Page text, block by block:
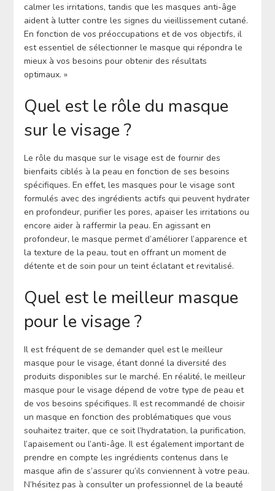
calmer les irritations, tandis que les masques anti-âge
aident à lutter contre les signes du vieillissement cutané.
En fonction de vos préoccupations et de vos objectifs, il
est essentiel de sélectionner le masque qui répondra le
mieux à vos besoins pour obtenir des résultats
optimaux. »
Quel est le rôle du masque
sur le visage ?
Le rôle du masque sur le visage est de fournir des
bienfaits ciblés à la peau en fonction de ses besoins
spécifiques. En effet, les masques pour le visage sont
formulés avec des ingrédients actifs qui peuvent hydrater
en profondeur, purifier les pores, apaiser les irritations ou
encore aider à raffermir la peau. En agissant en
profondeur, le masque permet d’améliorer l’apparence et
la texture de la peau, tout en offrant un moment de
détente et de soin pour un teint éclatant et revitalisé.
Quel est le meilleur masque
pour le visage ?
Il est fréquent de se demander quel est le meilleur
masque pour le visage, étant donné la diversité des
produits disponibles sur le marché. En réalité, le meilleur
masque pour le visage dépend de votre type de peau et
de vos besoins spécifiques. Il est recommandé de choisir
un masque en fonction des problématiques que vous
souhaitez traiter, que ce soit l’hydratation, la purification,
l’apaisement ou l’anti-âge. Il est également important de
prendre en compte les ingrédients contenus dans le
masque afin de s’assurer qu’ils conviennent à votre peau.
N’hésitez pas à consulter un professionnel de la beauté